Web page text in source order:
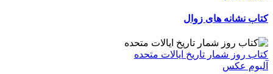
کتاب نشانه های زوال
کتاب روز شمار تاریخ ایالات متحده
آلبوم عکس